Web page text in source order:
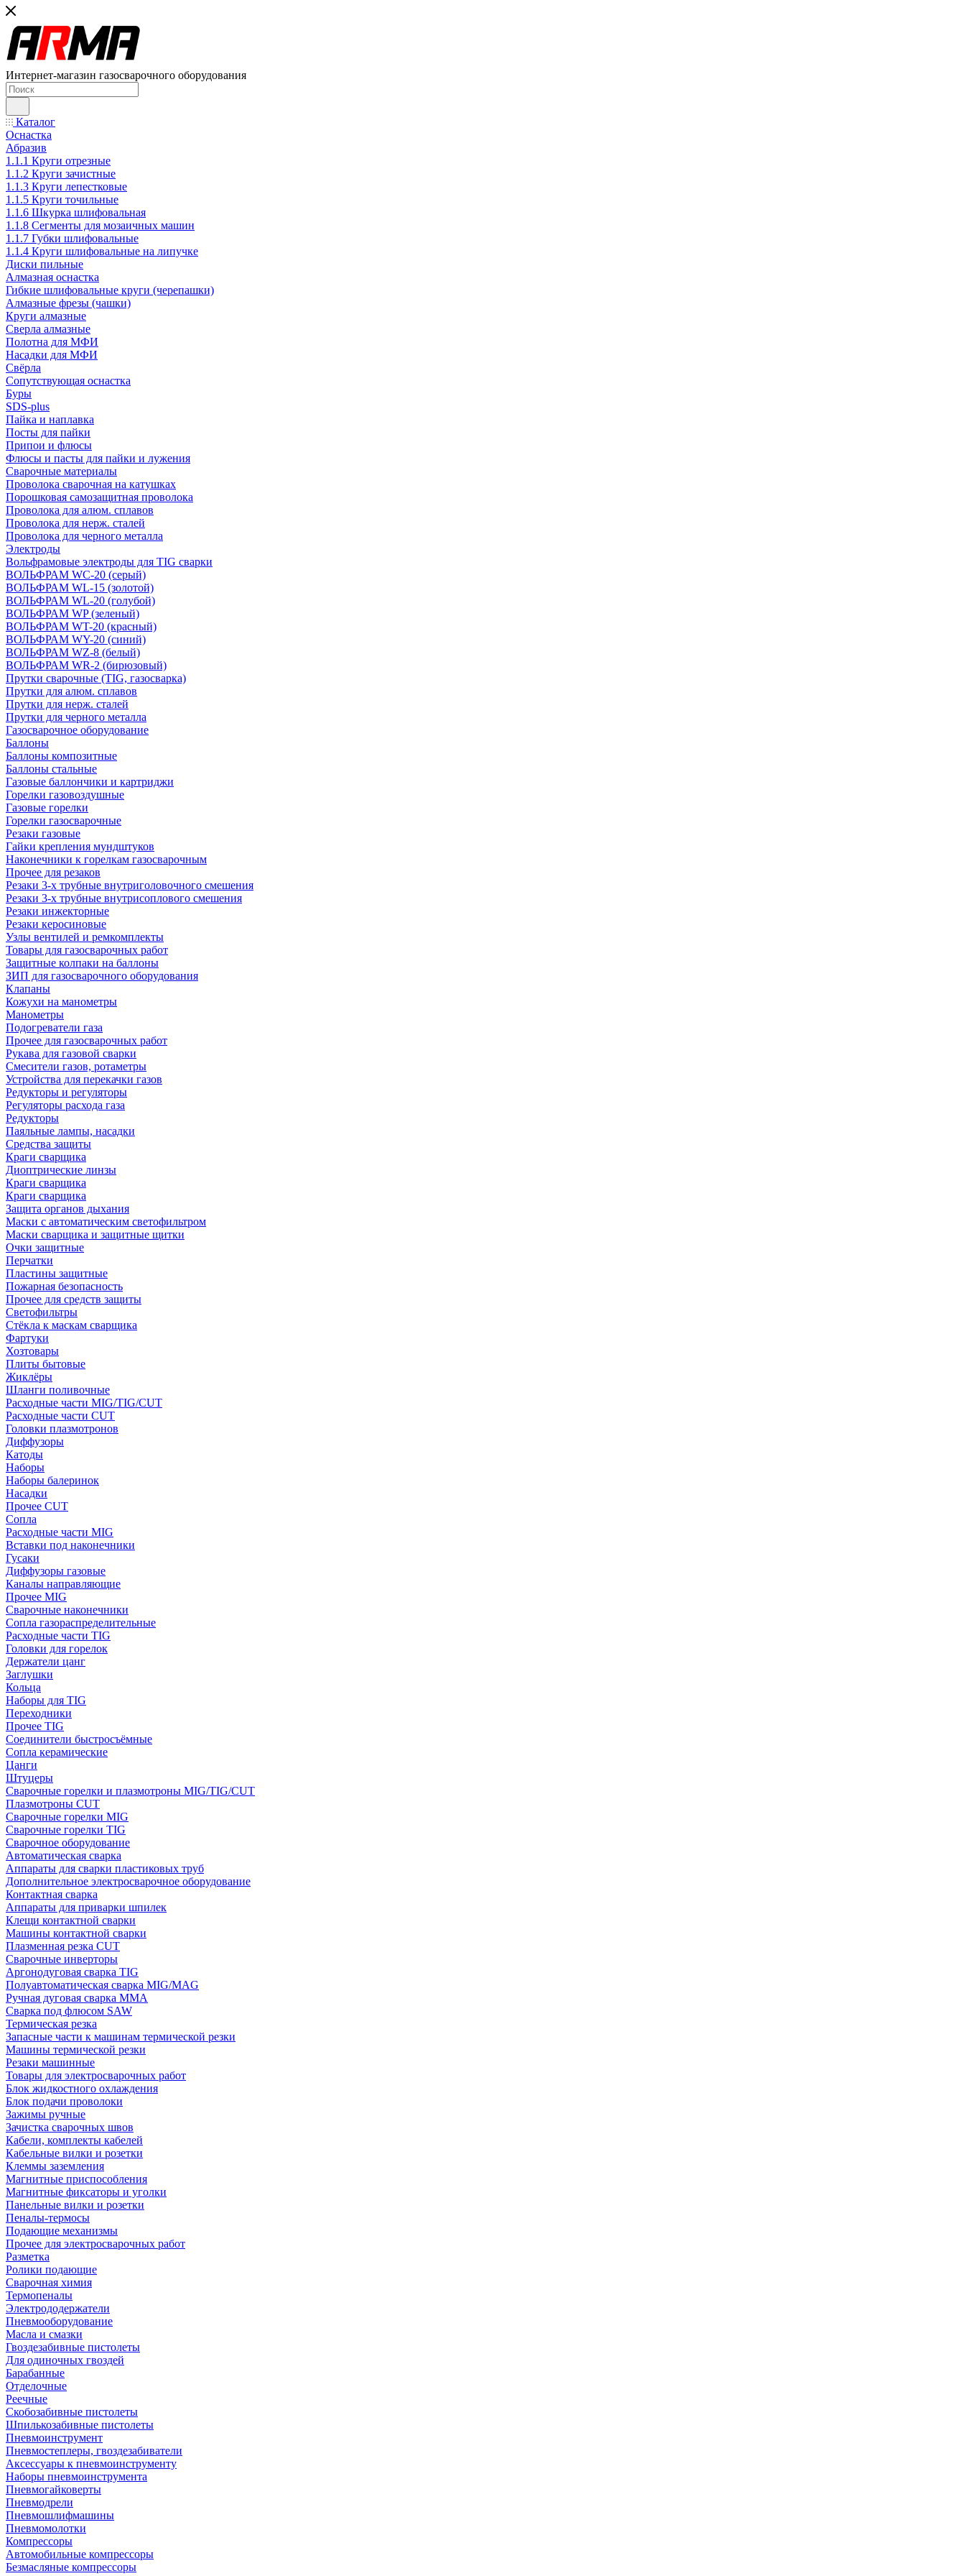
Интернет-магазин газосварочного оборудования
Каталог
Оснастка
Абразив
1.1.1 Круги отрезные
1.1.2 Круги зачистные
1.1.3 Круги лепестковые
1.1.5 Круги точильные
1.1.6 Шкурка шлифовальная
1.1.8 Сегменты для мозаичных машин
1.1.7 Губки шлифовальные
1.1.4 Круги шлифовальные на липучке
Диски пильные
Алмазная оснастка
Гибкие шлифовальные круги (черепашки)
Алмазные фрезы (чашки)
Круги алмазные
Сверла алмазные
Полотна для МФИ
Насадки для МФИ
Свёрла
Сопутствующая оснастка
Буры
SDS-plus
Пайка и наплавка
Посты для пайки
Припои и флюсы
Флюсы и пасты для пайки и лужения
Сварочные материалы
Проволока сварочная на катушках
Порошковая самозащитная проволока
Проволока для алюм. сплавов
Проволока для нерж. сталей
Проволока для черного металла
Электроды
Вольфрамовые электроды для TIG сварки
ВОЛЬФРАМ WC-20 (серый)
ВОЛЬФРАМ WL-15 (золотой)
ВОЛЬФРАМ WL-20 (голубой)
ВОЛЬФРАМ WP (зеленый)
ВОЛЬФРАМ WT-20 (красный)
ВОЛЬФРАМ WY-20 (синий)
ВОЛЬФРАМ WZ-8 (белый)
ВОЛЬФРАМ WR-2 (бирюзовый)
Прутки сварочные (TIG, газосварка)
Прутки для алюм. сплавов
Прутки для нерж. сталей
Прутки для черного металла
Газосварочное оборудование
Баллоны
Баллоны композитные
Баллоны стальные
Газовые баллончики и картриджи
Горелки газовоздушные
Газовые горелки
Горелки газосварочные
Резаки газовые
Гайки крепления мундштуков
Наконечники к горелкам газосварочным
Прочее для резаков
Резаки 3-х трубные внутриголовочного смешения
Резаки 3-х трубные внутрисоплового смешения
Резаки инжекторные
Резаки керосиновые
Узлы вентилей и ремкомплекты
Товары для газосварочных работ
Защитные колпаки на баллоны
ЗИП для газосварочного оборудования
Клапаны
Кожухи на манометры
Манометры
Подогреватели газа
Прочее для газосварочных работ
Рукава для газовой сварки
Смесители газов, ротаметры
Устройства для перекачки газов
Редукторы и регуляторы
Регуляторы расхода газа
Редукторы
Паяльные лампы, насадки
Средства защиты
Краги сварщика
Диоптрические линзы
Краги сварщика
Краги сварщика
Защита органов дыхания
Маски с автоматическим светофильтром
Маски сварщика и защитные щитки
Очки защитные
Перчатки
Пластины защитные
Пожарная безопасность
Прочее для средств защиты
Светофильтры
Стёкла к маскам сварщика
Фартуки
Хозтовары
Плиты бытовые
Жиклёры
Шланги поливочные
Расходные части MIG/TIG/CUT
Расходные части CUT
Головки плазмотронов
Диффузоры
Катоды
Наборы
Наборы балеринок
Насадки
Прочее CUT
Сопла
Расходные части MIG
Вставки под наконечники
Гусаки
Диффузоры газовые
Каналы направляющие
Прочее MIG
Сварочные наконечники
Сопла газораспределительные
Расходные части TIG
Головки для горелок
Держатели цанг
Заглушки
Кольца
Наборы для TIG
Переходники
Прочее TIG
Соединители быстросъёмные
Сопла керамические
Цанги
Штуцеры
Сварочные горелки и плазмотроны MIG/TIG/CUT
Плазмотроны CUT
Сварочные горелки MIG
Сварочные горелки TIG
Сварочное оборудование
Автоматическая сварка
Аппараты для сварки пластиковых труб
Дополнительное электросварочное оборудование
Контактная сварка
Аппараты для приварки шпилек
Клещи контактной сварки
Машины контактной сварки
Плазменная резка CUT
Сварочные инверторы
Аргонодуговая сварка TIG
Полуавтоматическая сварка MIG/MAG
Ручная дуговая сварка MMA
Сварка под флюсом SAW
Термическая резка
Запасные части к машинам термической резки
Машины термической резки
Резаки машинные
Товары для электросварочных работ
Блок жидкостного охлаждения
Блок подачи проволоки
Зажимы ручные
Зачистка сварочных швов
Кабели, комплекты кабелей
Кабельные вилки и розетки
Клеммы заземления
Магнитные приспособления
Магнитные фиксаторы и уголки
Панельные вилки и розетки
Пеналы-термосы
Подающие механизмы
Прочее для электросварочных работ
Разметка
Ролики подающие
Сварочная химия
Термопеналы
Электрододержатели
Пневмооборудование
Масла и смазки
Гвоздезабивные пистолеты
Для одиночных гвоздей
Барабанные
Отделочные
Реечные
Скобозабивные пистолеты
Шпилькозабивные пистолеты
Пневмоинструмент
Пневмостеплеры, гвоздезабиватели
Аксессуары к пневмоинструменту
Наборы пневмоинструмента
Пневмогайковерты
Пневмодрели
Пневмошлифмашины
Пневмомолотки
Компрессоры
Автомобильные компрессоры
Безмасляные компрессоры